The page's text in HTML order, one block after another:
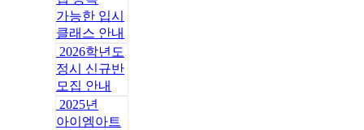
가능한 입시
클래스 안내
2026학년도
정시 신규반
모집 안내
2025년
아이엠아트